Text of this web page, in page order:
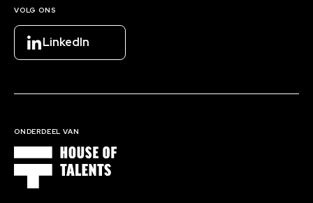
VOLG ONS
LinkedIn
ONDERDEEL VAN